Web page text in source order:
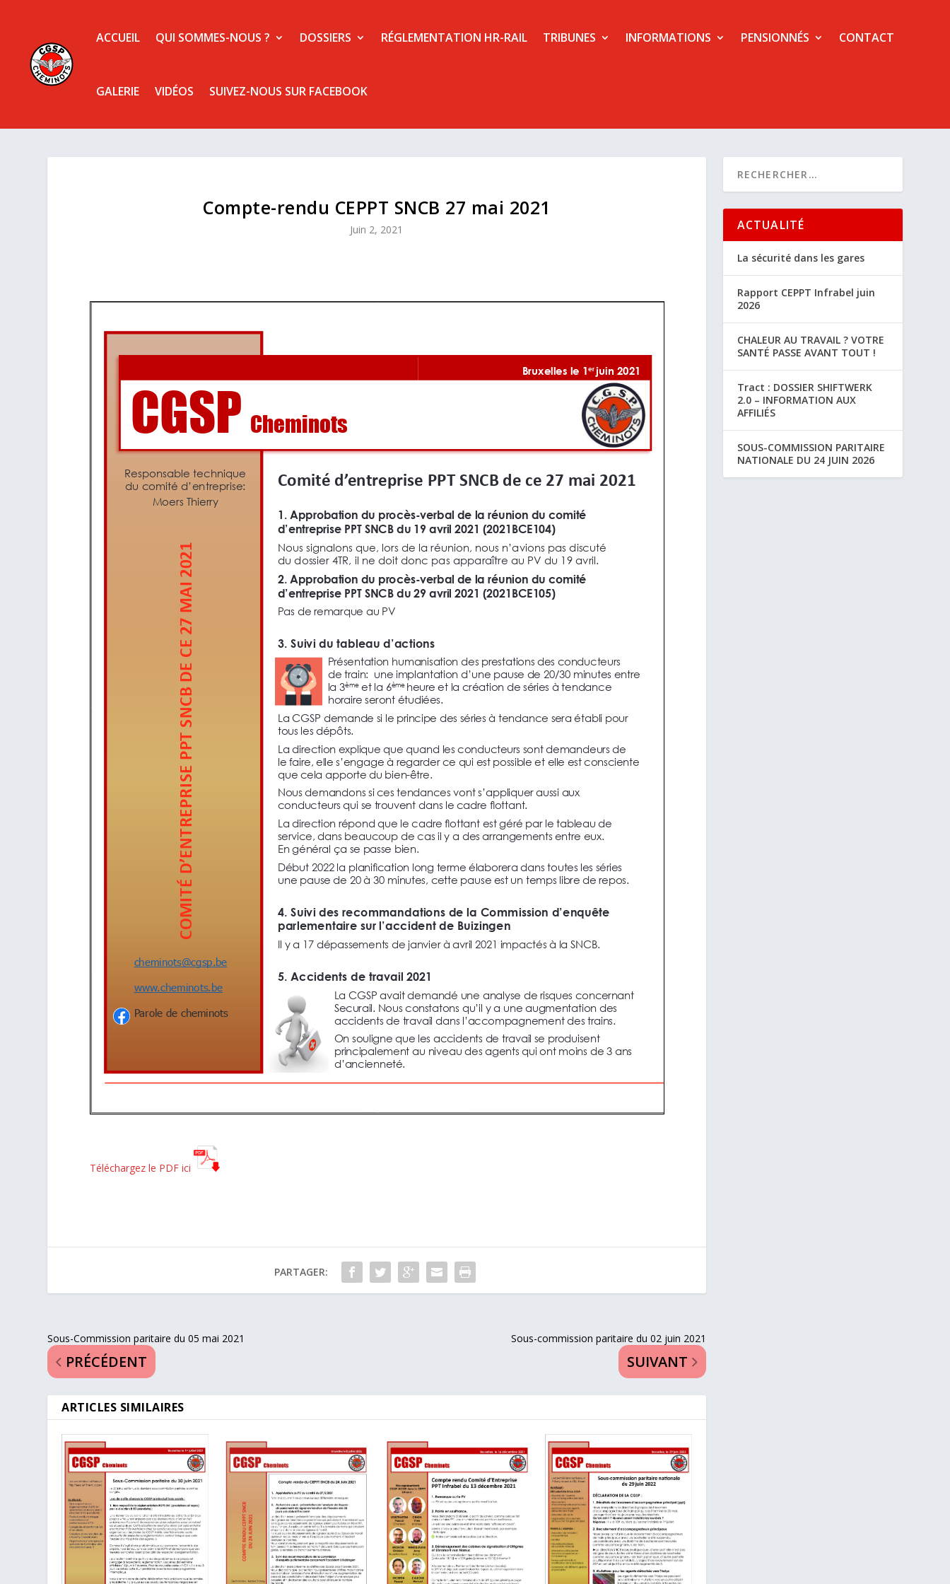
ACCUEIL QUI SOMMES-NOUS ? DOSSIERS RÉGLEMENTATION HR-RAIL TRIBUNES INFORMATIONS PENSIONNÉS CONTACT
GALERIE VIDÉOS SUIVEZ-NOUS SUR FACEBOOK
Compte-rendu CEPPT SNCB 27 mai 2021
Juin 2, 2021
Téléchargez le PDF ici
PARTAGER:
Sous-Commission paritaire du 05 mai 2021
PRÉCÉDENT
Sous-commission paritaire du 02 juin 2021
SUIVANT
ARTICLES SIMILAIRES
ACTUALITÉ
La sécurité dans les gares
Rapport CEPPT Infrabel juin
2026
CHALEUR AU TRAVAIL ? VOTRE
SANTÉ PASSE AVANT TOUT !
Tract : DOSSIER SHIFTWERK
2.0 – INFORMATION AUX
AFFILIÉS
SOUS-COMMISSION PARITAIRE
NATIONALE DU 24 JUIN 2026